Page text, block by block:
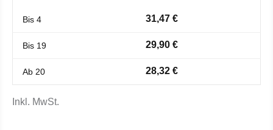
Bis 4 31,47 €
Bis 19 29,90 €
Ab 20 28,32 €
Inkl. MwSt.